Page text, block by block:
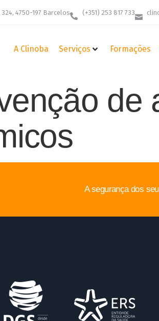
4750-197 Barcelos (+351) 253 817 733
A Clinoba Serviços Formações
de
A segurança dos